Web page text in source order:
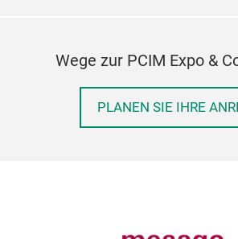
Wege zur PCIM Expo &
PLANEN SIE IHRE